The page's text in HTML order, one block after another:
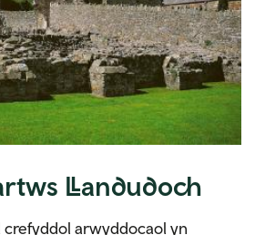
Llandudoch
arwyddocaol yn